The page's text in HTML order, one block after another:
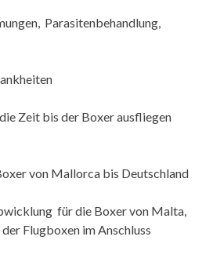
Parasitenbehandlung,
Zeit bis der Boxer ausfliegen
von Mallorca bis Deutschland
für die Boxer von Malta,
Flugboxen im Anschluss